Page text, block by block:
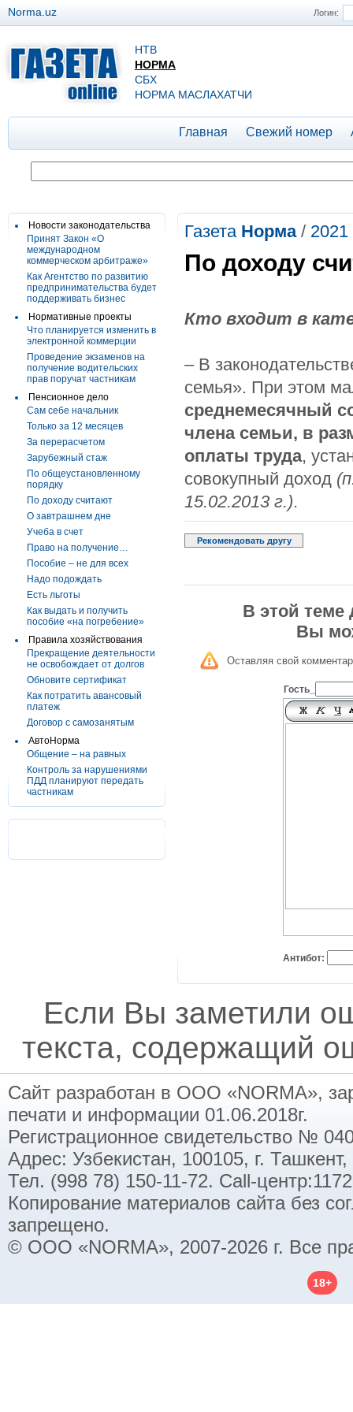
Логин:
Norma.uz
НТВ
НОРМА
СБХ
НОРМА МАСЛАХАТЧИ
Главная Свежий номер
Новости законодательства
Принят Закон «О
международном
коммерческом арбитраже»
Как Агентство по развитию
предпринимательства будет
поддерживать бизнес
Нормативные проекты
Что планируется изменить в
электронной коммерции
Проведение экзаменов на
получение водительских
прав поручат частникам
Пенсионное дело
Сам себе начальник
Только за 12 месяцев
За перерасчетом
Зарубежный стаж
По общеустановленному
порядку
По доходу считают
О завтрашнем дне
Учеба в счет
Право на получение…
Пособие – не для всех
Надо подождать
Есть льготы
Как выдать и получить
пособие «на погребение»
Правила хозяйствования
Прекращение деятельности
не освобождает от долгов
Обновите сертификат
Как потратить авансовый
платеж
Договор с самозанятым
АвтоНорма
Общение – на равных
Контроль за нарушениями
ПДД планируют передать
частникам
Газета Норма/ 2021
По доходу
Кто входит в
– В
семья». При этом
среднемесячный
члена семьи, в
оплаты труда,
совокупный доход
15.02.2013 г.).
Рекомендовать другу
В этой теме
Вы
Оставляя свой
Гость_
Антибот:
Если Вы заметили
текста, содержащий
Сайт разработан в ООО «NORMA»,
печати и информации 01.06.2018г.
Регистрационное свидетельство №
Адрес: Узбекистан, 100105, г.
Тел. (998 78) 150-11-72. Call-
Копирование материалов сайта без
запрещено.
© ООО «NORMA», 2007-2026 г. Все
18+